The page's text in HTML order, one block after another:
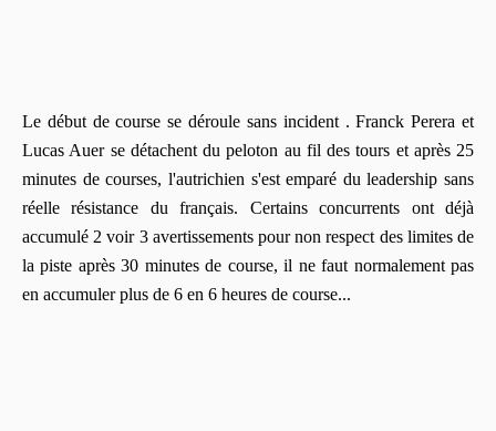
Le début de course se déroule sans incident . Franck Perera et
Lucas Auer se détachent du peloton au fil des tours et après 25
minutes de courses, l'autrichien s'est emparé du leadership sans
réelle résistance du français. Certains concurrents ont déjà
accumulé 2 voir 3 avertissements pour non respect des limites de
la piste après 30 minutes de course, il ne faut normalement pas
en accumuler plus de 6 en 6 heures de course...